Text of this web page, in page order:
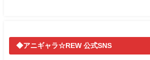
◆アニギャラ☆REW 公式SNS